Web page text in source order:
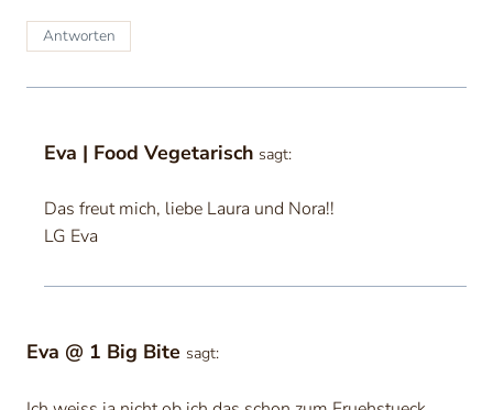
Antworten
Eva | Food Vegetarisch sagt:
Das freut mich, liebe Laura und Nora!!
LG Eva
Eva @ 1 Big Bite sagt: